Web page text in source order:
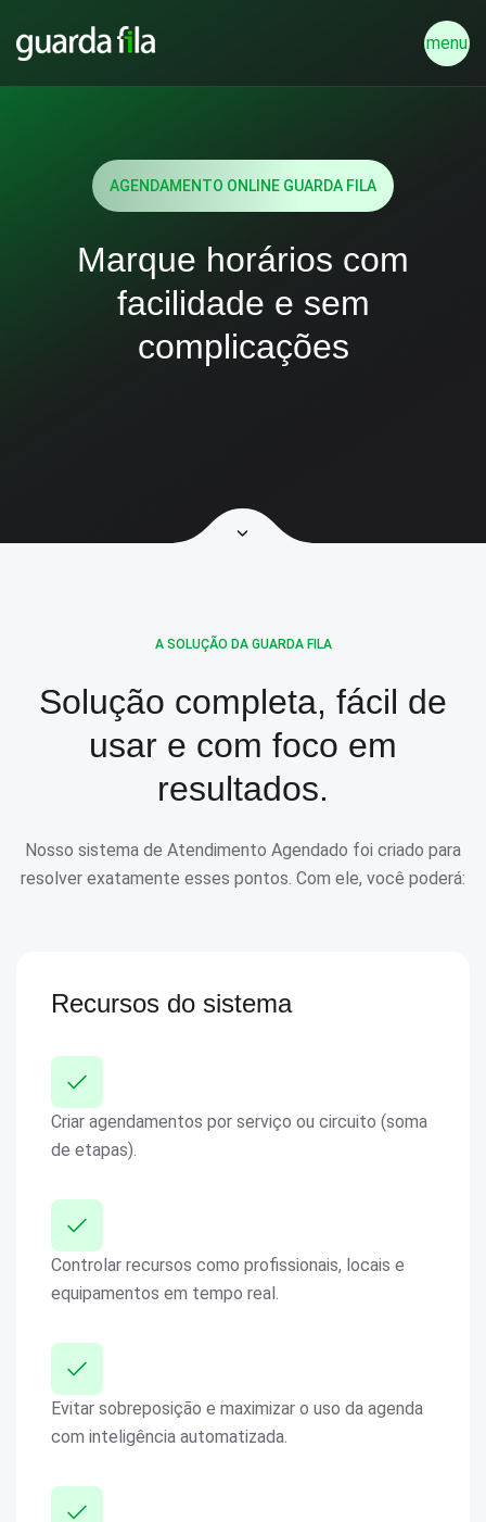
menu
AGENDAMENTO ONLINE GUARDA FILA
Marque horários com
facilidade e sem
complicações
A SOLUÇÃO DA GUARDA FILA
Solução completa, fácil de
usar e com foco em
resultados.
Nosso sistema de Atendimento Agendado foi criado para
resolver exatamente esses pontos. Com ele, você poderá:
Recursos do sistema
Criar agendamentos por serviço ou circuito (soma
de etapas).
Controlar recursos como profissionais, locais e
equipamentos em tempo real.
Evitar sobreposição e maximizar o uso da agenda
com inteligência automatizada.